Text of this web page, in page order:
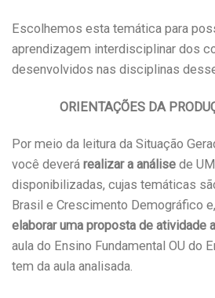
Escolhemos esta temática para
aprendizagem interdisciplinar dos
desenvolvidos nas disciplinas
ORIENTAÇÕES DA
Por meio da leitura da Situação
você deverá realizar a análise de
disponibilizadas, cujas temáticas
Brasil e Crescimento Demográfico
elaborar uma proposta de atividade
aula do Ensino Fundamental OU do
tem da aula analisada.